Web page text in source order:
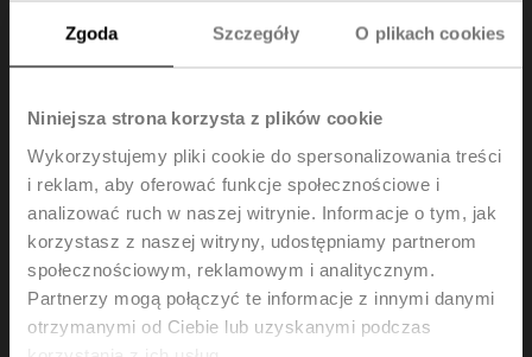
Zgoda Szczegóły O plikach cookies
Niniejsza strona korzysta z plików cookie
Wykorzystujemy pliki cookie do spersonalizowania treści
i reklam, aby oferować funkcje społecznościowe i
analizować ruch w naszej witrynie. Informacje o tym, jak
korzystasz z naszej witryny, udostępniamy partnerom
społecznościowym, reklamowym i analitycznym.
Partnerzy mogą połączyć te informacje z innymi danymi
otrzymanymi od Ciebie lub uzyskanymi podczas
Z-ESCM
Zacisk ogranicznika, do CM.. / CH.. / CQ.. / CQK.. / KR..
/ UM..
Wielopak 20 szt.
Cena katalogowa
120,00 PLN